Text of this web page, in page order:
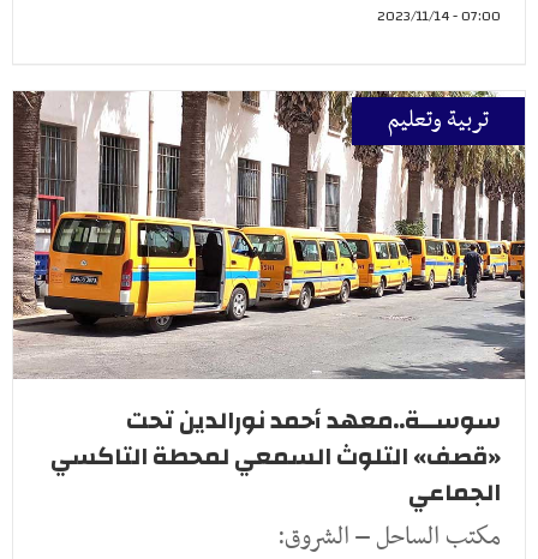
07:00 - 2023/11/14
تربية وتعليم
سوســة..معهد أحمد نورالدين تحت
«قصف» التلوث السمعي لمحطة التاكسي
الجماعي
مكتب الساحل – الشروق: